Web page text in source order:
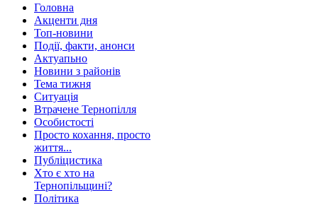
Головна
Акценти дня
Топ-новини
Події, факти, анонси
Актуапьно
Новини з районів
Тема тижня
Ситуація
Втрачене Тернопілля
Особистості
Просто кохання, просто
життя...
Публіцистика
Хто є хто на
Тернопільщині?
Політика